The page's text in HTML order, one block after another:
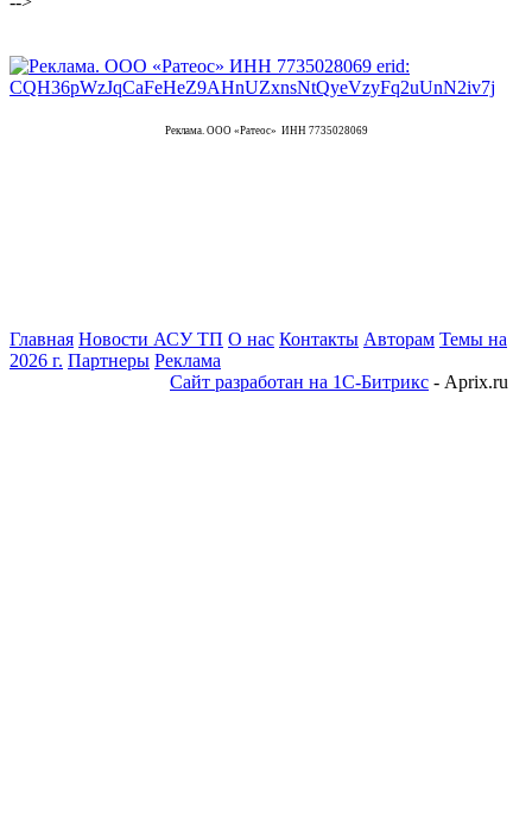
Реклама. ООО «Ратеос» ИНН 7735028069
Главная Новости АСУ ТП О нас Контакты Авторам Темы на
2026 г. Партнеры Реклама
Сайт разработан на 1С-Битрикс - Aprix.ru